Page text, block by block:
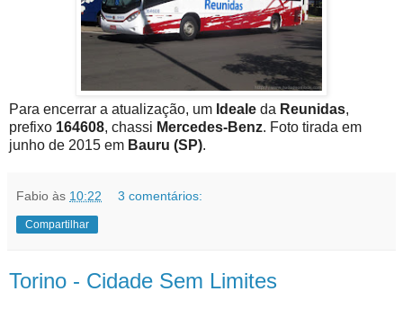
Para encerrar a atualização, um Ideale da Reunidas,
prefixo 164608, chassi Mercedes-Benz. Foto tirada em
junho de 2015 em Bauru (SP).
Fabio às 10:22 3 comentários:
Compartilhar
Torino - Cidade Sem Limites